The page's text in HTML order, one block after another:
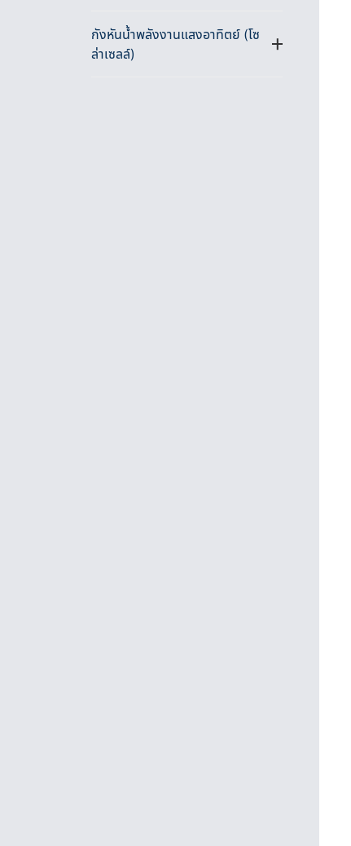
กังหันน้ำพลังงานแสงอาทิตย์ (โซ
ล่าเซลล์)